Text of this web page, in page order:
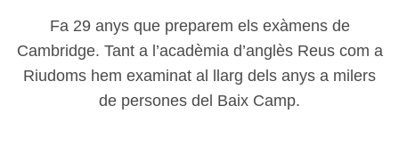
Fa 29 anys que preparem els exàmens de
Cambridge. Tant a l’acadèmia d’anglès Reus com a
Riudoms hem examinat al llarg dels anys a milers
de persones del Baix Camp.